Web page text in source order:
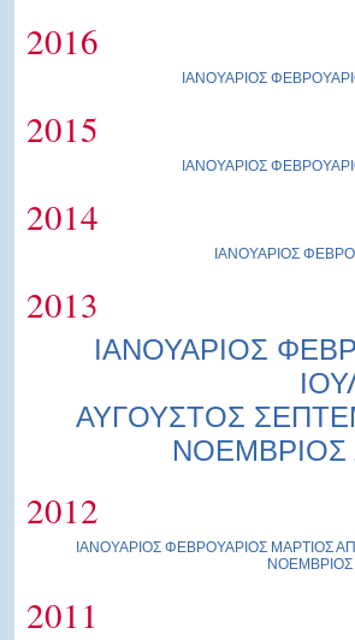
2016
ΙΑΝΟΥΑΡΙΟΣ
2015
ΙΑΝΟΥΑΡΙΟΣ
2014
ΙΑΝΟΥΑΡΙΟΣ
2013
ΙΑΝΟΥΑΡΙΟΣ
ΑΥΓΟΥΣΤΟΣ
ΝΟΕΜΒΡΙΟΣ
2012
ΙΑΝΟΥΑΡΙΟΣ ΦΕΒΡΟΥΑΡΙΟΣ ΜΑΡΤΙΟΣ
ΝΟΕΜΒΡΙΟΣ
2011